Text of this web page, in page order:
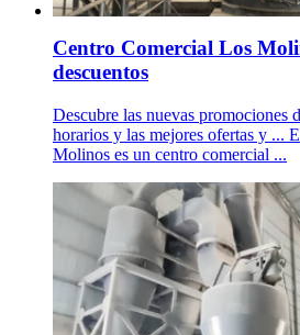
Centro Comercial Los
descuentos
Descubre las nuevas promociones
horarios y las mejores ofertas y ...
Molinos es un centro comercial ...